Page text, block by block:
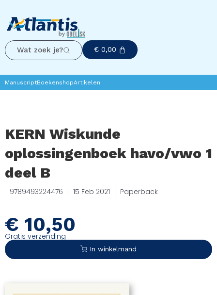
Wat zoek je? € 0,00
ManuscriptBoekenshopArtikelen
KERN Wiskunde
oplossingenboek havo/vwo 1
deel B
9789493224476 15 Feb 2021 Paperback
€ 10,50
Gratis verzending
In winkelmand